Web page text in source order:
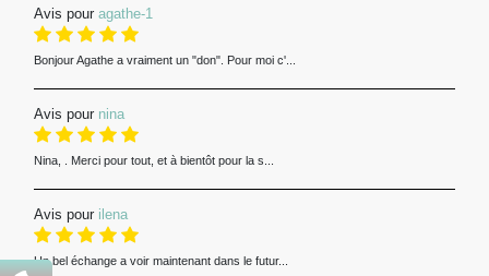
Avis pour agathe-1
Bonjour Agathe a vraiment un "don". Pour moi c'...
Avis pour nina
Nina, . Merci pour tout, et à bientôt pour la s...
Avis pour ilena
Un bel échange a voir maintenant dans le futur...